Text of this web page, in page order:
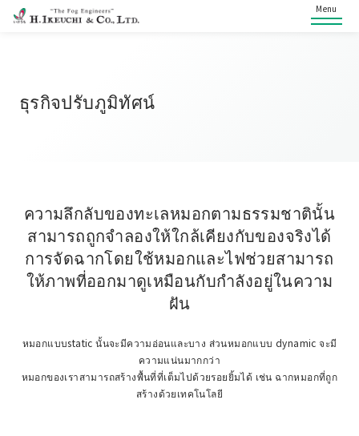
Menu
ธุรกิจปรับภูมิทัศน์
ความลึกลับของทะเลหมอกตามธรรมชาตินั้น
สามารถถูกจำลองให้ใกล้เคียงกับของจริงได้
การจัดฉากโดยใช้หมอกและไฟช่วยสามารถ
ให้ภาพที่ออกมาดูเหมือนกับกำลังอยู่ในความ
ฝัน
หมอกแบบstatic นั้นจะมีความอ่อนและบาง ส่วนหมอกแบบ dynamic จะมี
ความแน่นมากกว่า
หมอกของเราสามารถสร้างพื้นที่ที่เต็มไปด้วยรอยยิ้มได้ เช่น ฉากหมอกที่ถูก
สร้างด้วยเทคโนโลยี